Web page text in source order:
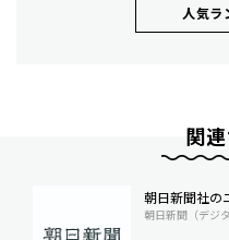
人気ラ
関
朝日新聞社の
朝日新聞（デジタ